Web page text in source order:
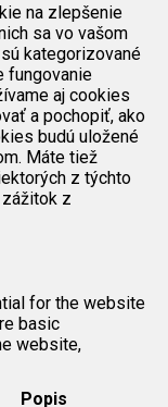
na zlepšenie
sa vo vašom
kategorizované
fungovanie
aj cookies
a pochopiť, ako
budú uložené
Máte tiež
z týchto
z
for the website
basic
website,
Popis